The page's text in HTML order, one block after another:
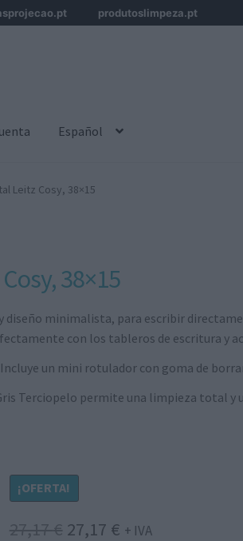
produtoslimpeza.pt
Español
Leitz Cosy, 38×15
38×15
minimalista, para escribir
con los tableros de escritura y
un mini rotulador con goma de
Terciopelo permite una limpieza total y
¡OFERTA!
27,17€ El
27,17 €El+ IVA